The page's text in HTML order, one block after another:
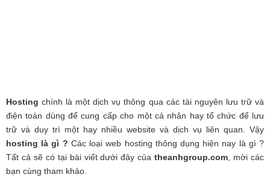
Hostingchính là một dịch vụ thông qua các tài nguyên lưu trữ và
điện toán dùng để cung cấp cho một cá nhân hay tổ chức để lưu
trữ và duy trì một hay nhiều website và dịch vụ liên quan. Vậy
hosting là gì ? Các loại web hosting thông dụng hiện nay là gì ?
Tất cả sẽ có tại bài viết dưới đây củatheanhgroup.com , mời các
bạn cùng tham khảo.